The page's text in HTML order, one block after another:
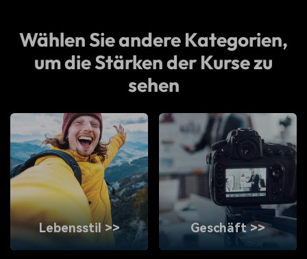
Wählen Sie andere Kategorien,
um die Stärken der Kurse zu
sehen
Lebensstil >> Geschäft >>